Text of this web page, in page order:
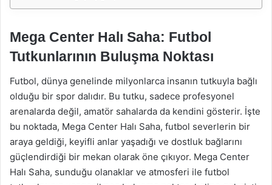
Mega Center Halı Saha: Futbol
Tutkunlarının Buluşma Noktası
Futbol, dünya genelinde milyonlarca insanın tutkuyla bağlı
olduğu bir spor dalıdır. Bu tutku, sadece profesyonel
arenalarda değil, amatör sahalarda da kendini gösterir. İşte
bu noktada, Mega Center Halı Saha, futbol severlerin bir
araya geldiği, keyifli anlar yaşadığı ve dostluk bağlarını
güçlendirdiği bir mekan olarak öne çıkıyor. Mega Center
Halı Saha, sunduğu olanaklar ve atmosferi ile futbol